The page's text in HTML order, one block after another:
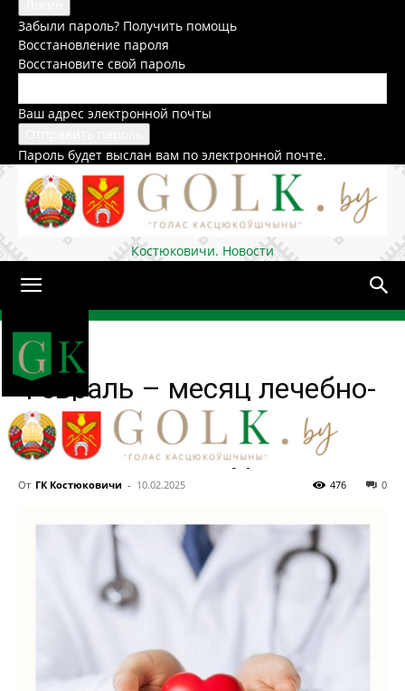
Забыли пароль? Получить помощь
Восстановление пароля
Восстановите свой пароль
Ваш адрес электронной почты
Пароль будет выслан вам по электронной почте.
Костюковичи. Новости
Домой
Общество
Февраль – месяц лечебно-
оздоровительного и
медицинского туризма
От ГК Костюковичи - 10.02.2025 0
476